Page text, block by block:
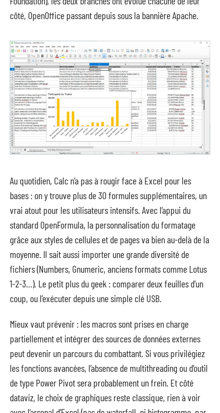
côté, OpenOffice passant depuis sous la bannière Apache.
Au quotidien, Calc n’a pas à rougir face à Excel pour les
bases : on y trouve plus de 30 formules supplémentaires, un
vrai atout pour les utilisateurs intensifs. Avec l’appui du
standard OpenFormula, la personnalisation du formatage
grâce aux styles de cellules et de pages va bien au-delà de la
moyenne. Il sait aussi importer une grande diversité de
fichiers (Numbers, Gnumeric, anciens formats comme Lotus
1-2-3…). Le petit plus du geek : comparer deux feuilles d’un
coup, ou l’exécuter depuis une simple clé USB.
Mieux vaut prévenir : les macros sont prises en charge
partiellement et intégrer des sources de données externes
peut devenir un parcours du combattant. Si vous privilégiez
les fonctions avancées, l’absence de multithreading ou d’outil
de type Power Pivot sera probablement un frein. Et côté
dataviz, le choix de graphiques reste classique, rien à voir